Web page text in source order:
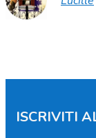
ISCRIVITI